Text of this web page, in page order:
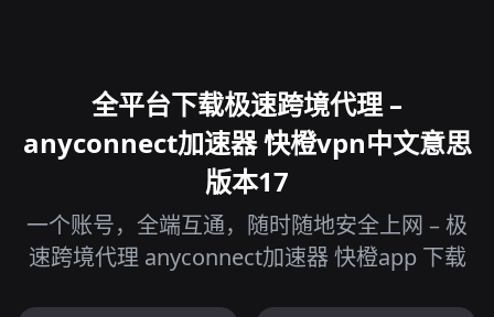
全平台下载极速跨境代理 –
anyconnect加速器 快橙vpn中文意思
版本17
一个账号，全端互通，随时随地安全上网 – 极
速跨境代理 anyconnect加速器 快橙app 下载